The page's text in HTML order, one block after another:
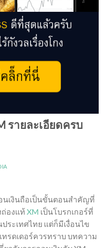
รายละเอียดครบ
นเงินถือเป็นขั้นตอนสำคัญที่
ถ่องแท้ XM เป็นโบรกเกอร์ที่
ระเทศไทย แต่ก็มีเงื่อนไข
รดเดอร์ควรทราบ บทความ